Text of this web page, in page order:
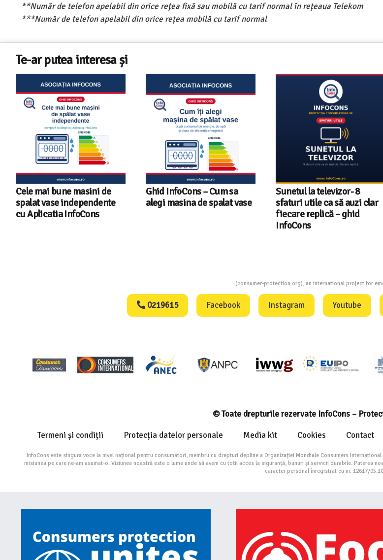
**Număr de telefon apelabil din orice rețea fixă sau mobilă cu tarif normal în rețeaua Telekom
***Număr de telefon apelabil din orice rețea mobilă cu tarif normal
Te-ar putea interesa și
Cele mai bune masini de
spalat vase independente
cu Aplicatia InfoCons
Ghid InfoCons – Cum sa
alegi masina de spalat vase
Sunetul la televizor- 8
sfaturi utile ca să auzi clar
fiecare replică – ghid
InfoCons
(consumer-protection.org), an international project for
0219615 Facebook Instagram Youtube
© Toate drepturile rezervate InfoCons –
Termeni și condiții Protecția datelor personale Media kit Cookies Contact
InfoCons este singura voce la nivel național pentru consumatori, membru cu drepturi depline a Organizației Mondiale Consumers
misiunea pe care ne-am asumat-o. Viziunea noastră este o lume unde să avem cu toții acces la siguranță, bunuri și servicii durabile.
caracter personal înregistrat cu nr. 12617/